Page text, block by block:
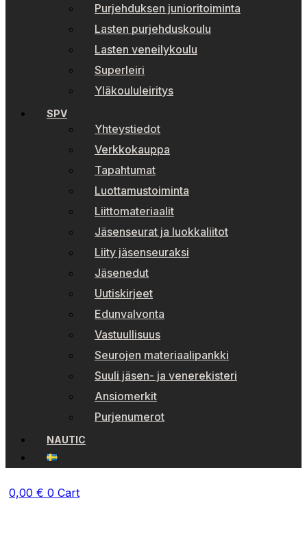
Purjehduksen junioritoiminta
Lasten purjehduskoulu
Lasten veneilykoulu
Superleiri
Yläkoululeiritys
SPV
Yhteystiedot
Verkkokauppa
Tapahtumat
Luottamustoiminta
Liittomateriaalit
Jäsenseurat ja luokkaliitot
Liity jäsenseuraksi
Jäsenedut
Uutiskirjeet
Edunvalvonta
Vastuullisuus
Seurojen materiaalipankki
Suuli jäsen- ja venerekisteri
Ansiomerkit
Purjenumerot
NAUTIC
0,00 € 0 Cart